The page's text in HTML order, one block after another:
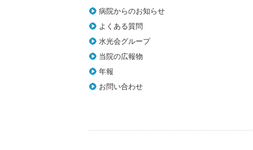
病院からのお知らせ
よくある質問
水光会グループ
当院の広報物
年報
お問い合わせ